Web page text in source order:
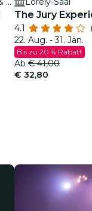
The Jury
4.1
22. Aug. - 31. Jän.
Bis zu 20 % Rabatt
Ab € 41,00
€ 32,80